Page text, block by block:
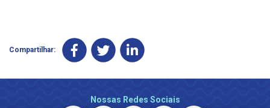
Compartilhar:
Nossas Redes Sociais